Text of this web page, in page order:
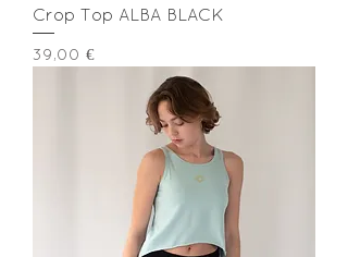
Crop Top ALBA BLACK
Preis
39,00 €